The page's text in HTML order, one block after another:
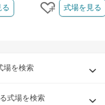
る クリップする
式場を見る
場を検索
式場を検索